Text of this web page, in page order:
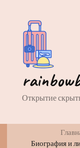
Открытие
Биография и